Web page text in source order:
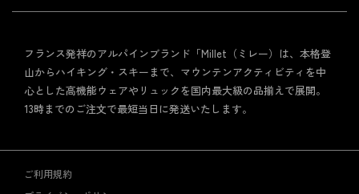
フランス発祥のアルパインブランド「Millet（ミレー）は、本格登
山からハイキング・スキーまで、マウンテンアクティビティを中
心とした高機能ウェアやリュックを国内最大級の品揃えで展開。
13時までのご注文で最短当日に発送いたします。
ご利用規約